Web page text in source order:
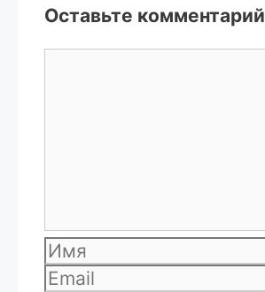
Оставьте комментарий
Имя
Email